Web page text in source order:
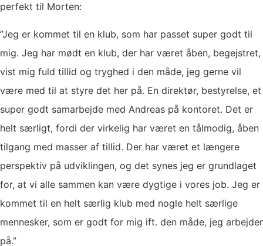
perfekt til Morten:
”Jeg er kommet til en klub, som har passet super godt til
mig. Jeg har mødt en klub, der har været åben, begejstret,
vist mig fuld tillid og tryghed i den måde, jeg gerne vil
være med til at styre det her på. En direktør, bestyrelse, et
super godt samarbejde med Andreas på kontoret. Det er
helt særligt, fordi der virkelig har været en tålmodig, åben
tilgang med masser af tillid. Der har været et længere
perspektiv på udviklingen, og det synes jeg er grundlaget
for, at vi alle sammen kan være dygtige i vores job. Jeg er
kommet til en helt særlig klub med nogle helt særlige
mennesker, som er godt for mig ift. den måde, jeg arbejder
på.”